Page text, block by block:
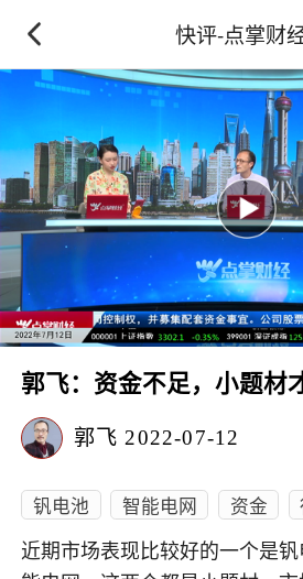
快评-点掌财
郭飞：资金不足，小题材
郭飞 2022-07-12
钒电池 智能电网 资金
近期市场表现比较好的一个是